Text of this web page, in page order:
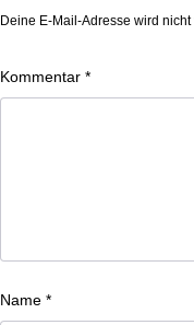
Deine E-Mail-Adresse wird nicht
Kommentar *
Name *